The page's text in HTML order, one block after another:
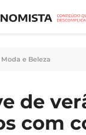
Moda e Beleza
de
com